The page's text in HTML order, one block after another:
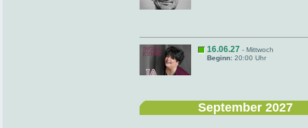
16.06.27 - Mittwoch
Beginn: 20:00 Uhr
September 2027